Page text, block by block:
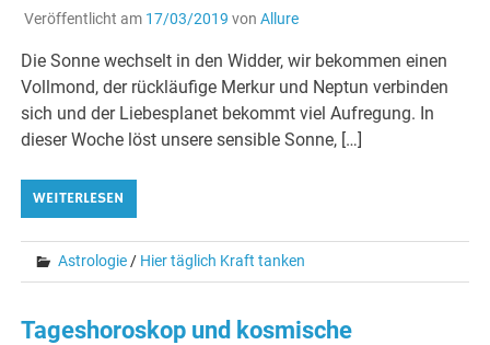
Veröffentlicht am 17/03/2019 von Allure
Die Sonne wechselt in den Widder, wir bekommen einen
Vollmond, der rückläufige Merkur und Neptun verbinden
sich und der Liebesplanet bekommt viel Aufregung. In
dieser Woche löst unsere sensible Sonne, […]
WEITERLESEN
Astrologie / Hier täglich Kraft tanken
Tageshoroskop und kosmische